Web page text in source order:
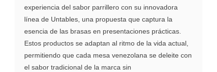
experiencia del sabor parrillero con su innovadora
línea de Untables, una propuesta que captura la
esencia de las brasas en presentaciones prácticas.
Estos productos se adaptan al ritmo de la vida actual,
permitiendo que cada mesa venezolana se deleite con
el sabor tradicional de la marca sin